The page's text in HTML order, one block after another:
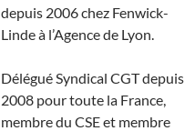
depuis 2006 chez Fenwick-
Linde à l’Agence de Lyon.
Délégué Syndical CGT depuis
2008 pour toute la France,
membre du CSE et membre